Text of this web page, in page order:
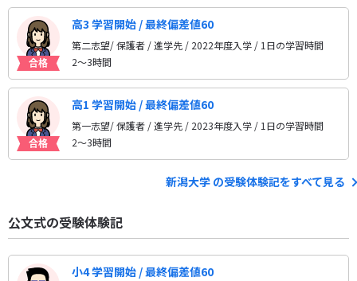
高3 学習開始 / 最終偏差値60
第二志望/ 保護者 / 進学先/ 2022年度入学 / 1日の学習時間
2〜3時間
高1 学習開始 / 最終偏差値60
第一志望/ 保護者 / 進学先/ 2023年度入学 / 1日の学習時間
2〜3時間
新潟大学 の受験体験記をすべて見る
公文式の受験体験記
小4 学習開始 / 最終偏差値60